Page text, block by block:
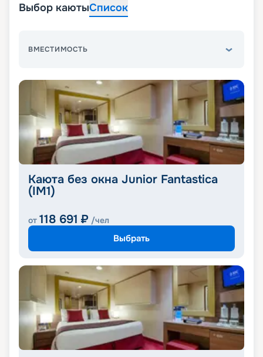
Выбор каютыСписок
ВМЕСТИМОСТЬ
Каюта без окна Junior Fantastica
(IM1)
от 118 691 ₽ /чел
Выбрать